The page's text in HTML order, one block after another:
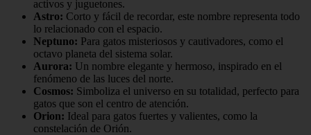
activos y juguetones.
Astro: Corto y fácil de recordar, este nombre representa todo
lo relacionado con el espacio.
Neptuno: Para gatos misteriosos y cautivadores, como el
octavo planeta del sistema solar.
Aurora: Un nombre elegante y hermoso, inspirado en el
fenómeno de las luces del norte.
Cosmos: Simboliza el universo en su totalidad, perfecto para
gatos que son el centro de atención.
Orion: Ideal para gatos fuertes y valientes, como la
constelación de Orión.